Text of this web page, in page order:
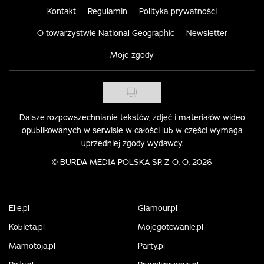
Kontakt Regulamin Polityka prywatności
O towarzystwie National Geographic Newsletter
Moje zgody
Dalsze rozpowszechnianie tekstów, zdjęć i materiałów wideo
opublikowanych w serwisie w całości lub w części wymaga
uprzedniej zgody wydawcy.
© BURDA MEDIA POLSKA SP. Z O. O. 2026
Elle.pl
Glamour.pl
Kobieta.pl
Mojegotowanie.pl
Mamotoja.pl
Party.pl